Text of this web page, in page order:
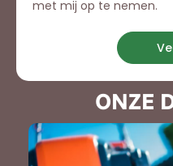
met mij op te nemen.
ONZE